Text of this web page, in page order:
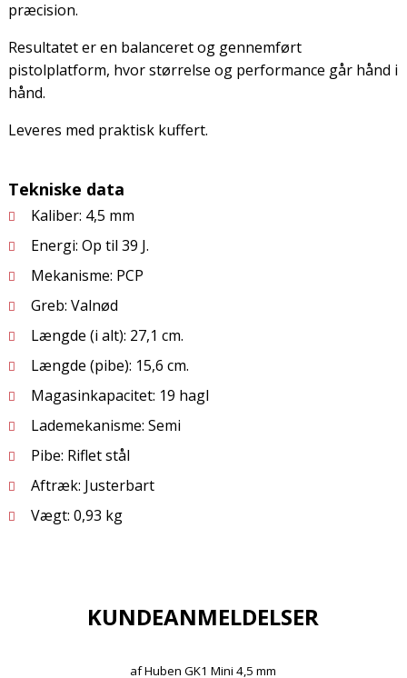
præcision.
Resultatet er en balanceret og gennemført
pistolplatform, hvor størrelse og performance går hånd i
hånd.
Leveres med praktisk kuffert.
Tekniske data
Kaliber: 4,5 mm
Energi: Op til 39 J.
Mekanisme: PCP
Greb: Valnød
Længde (i alt): 27,1 cm.
Længde (pibe): 15,6 cm.
Magasinkapacitet: 19 hagl
Lademekanisme: Semi
Pibe: Riflet stål
Aftræk: Justerbart
Vægt: 0,93 kg
KUNDEANMELDELSER
afHuben GK1 Mini 4,5 mm